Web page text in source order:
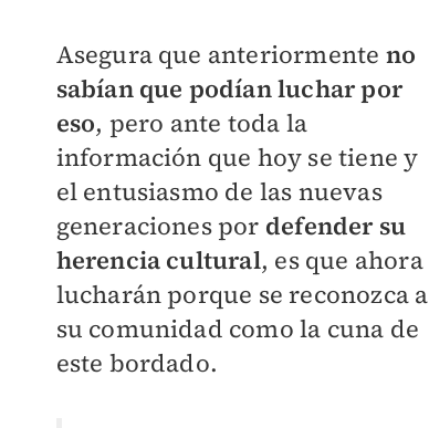
Asegura que anteriormente no
sabían que podían luchar por
eso, pero ante toda la
información que hoy se tiene y
el entusiasmo de las nuevas
generaciones por defender su
herencia cultural, es que ahora
lucharán porque se reconozca a
su comunidad como la cuna de
este bordado.